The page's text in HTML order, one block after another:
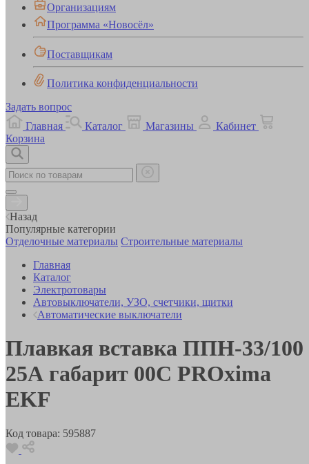
Организациям
Программа «Новосёл»
Поставщикам
Политика конфиденциальности
Задать вопрос
Главная
Каталог Магазины
Кабинет
Корзина
Назад
Популярные категории
Отделочные материалы Строительные материалы
Главная
Каталог
Электротовары
Автовыключатели, УЗО, счетчики, щитки
Автоматические выключатели
Плавкая вставка ППН-33/100
25А габарит 00C PROxima
EKF
Код товара: 595887